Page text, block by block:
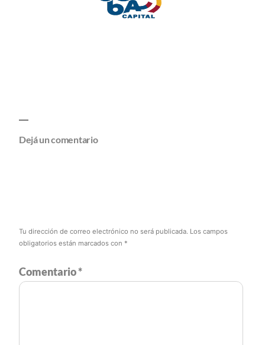
Dejá un comentario
Tu dirección de correo electrónico no será publicada. Los campos
obligatorios están marcados con *
Comentario*